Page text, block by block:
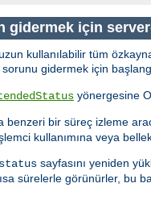
gidermek için
kullanılabilir tüm
gidermek için
yönergesine
benzeri bir süreç izleme
işlemci kullanımına veya
sayfasını yeniden
sürelerle görünürler, bu